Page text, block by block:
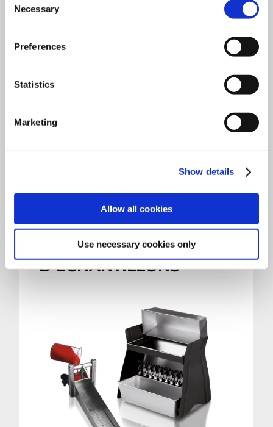
Selection
Necessary
Preferences
Statistics
Marketing
Show details
Allow all cookies
Use necessary cookies only
Octagon 200
PRÉPARATION
D'ÉCHANTILLONS